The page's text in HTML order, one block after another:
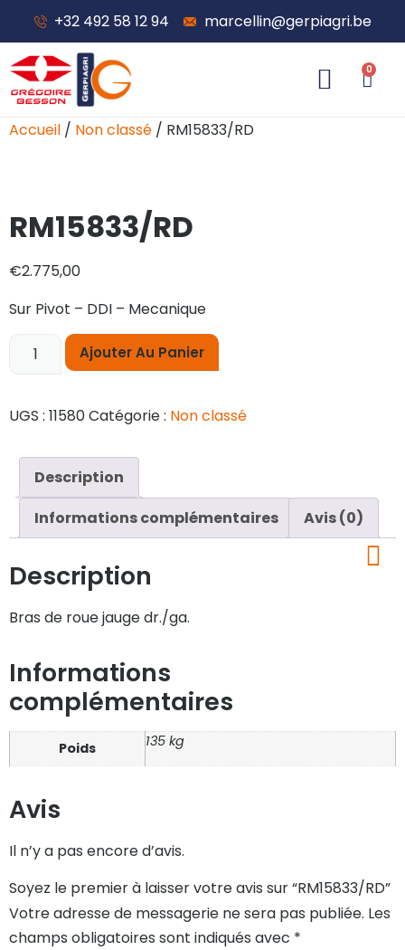
+32 492 58 12 94 marcellin@gerpiagri.be
0
Accueil / Non classé / RM15833/RD
RM15833/RD
€2.775,00
Sur Pivot – DDI – Mecanique
Ajouter Au Panier
UGS : 11580Catégorie : Non classé
Description
Informations complémentaires
Avis (0)
Description
Bras de roue jauge dr./ga.
Informations
complémentaires
Poids 135 kg
Avis
Il n’y a pas encore d’avis.
Soyez le premier à laisser votre avis sur “RM15833/RD”
Votre adresse de messagerie ne sera pas publiée. Les
champs obligatoires sont indiqués avec *